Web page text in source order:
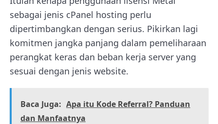
sebagai jenis cPanel hosting perlu
dipertimbangkan dengan serius. Pikirkan lagi
komitmen jangka panjang dalam pemeliharaan
perangkat keras dan beban kerja server yang
sesuai dengan jenis website.
Baca Juga: Apa itu Kode Referral? Panduan
dan Manfaatnya